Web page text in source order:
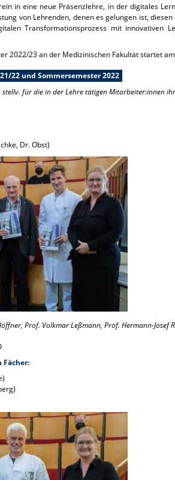
in eine neue Präsenzlehre, in der digitales
von Lehrenden, denen es gelungen ist,
Transformationsprozess mit innovativen
2022/23 an der Medizinischen Fakultät startet
22 und Sommersemester 2022
für die in der Lehre tätigen Mitarbeiter:innen
Dr. Obst)
Prof. Volkmar Leßmann, Prof. Hermann-Josef
Fächer: